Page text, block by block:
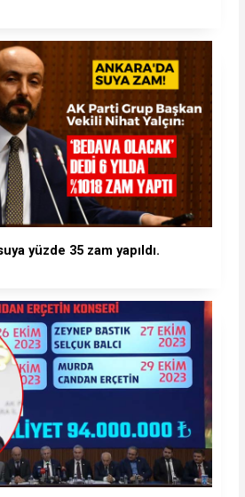
yüzde 35 zam yapıldı.